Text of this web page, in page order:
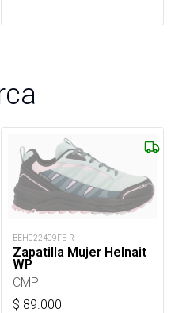
BEH022409FE-R
Zapatilla Mujer Helnait
WP
CMP
$ 89.000